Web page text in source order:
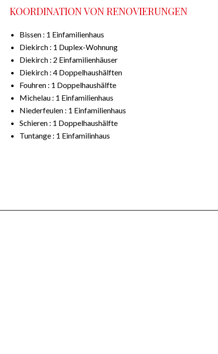
KOORDINATION VON RENOVIERUNGEN
Bissen : 1 Einfamilienhaus
Diekirch : 1 Duplex-Wohnung
Diekirch : 2 Einfamilienhäuser
Diekirch : 4 Doppelhaushälften
Fouhren : 1 Doppelhaushälfte
Michelau : 1 Einfamilienhaus
Niederfeulen : 1 Einfamilienhaus
Schieren : 1 Doppelhaushälfte
Tuntange : 1 Einfamilinhaus